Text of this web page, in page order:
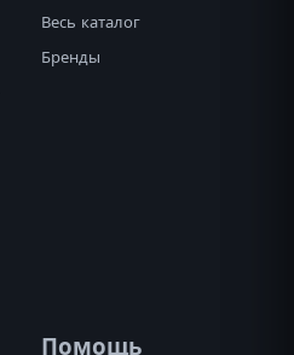
Весь каталог
Бренды
Помощь